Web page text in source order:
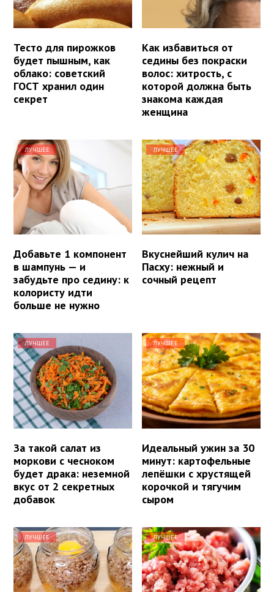
Тесто для пирожков
будет пышным, как
облако: советский
ГОСТ хранил один
секрет
Как избавиться от
седины без покраски
волос: хитрость, с
которой должна быть
знакома каждая
женщина
ЛУЧШЕЕ
Добавьте 1 компонент
в шампунь — и
забудьте про седину: к
колористу идти
больше не нужно
ЛУЧШЕЕ
Вкуснейший кулич на
Пасху: нежный и
сочный рецепт
ЛУЧШЕЕ
За такой салат из
моркови с чесноком
будет драка: неземной
вкус от 2 секретных
добавок
ЛУЧШЕЕ
Идеальный ужин за 30
минут: картофельные
лепёшки с хрустящей
корочкой и тягучим
сыром
ЛУЧШЕЕ ЛУЧШЕЕ